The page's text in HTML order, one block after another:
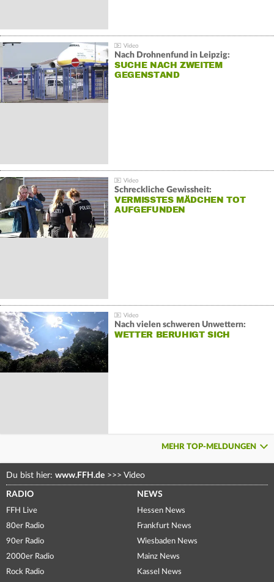
Nach Drohnenfund in Leipzig:
SUCHE NACH ZWEITEM
GEGENSTAND
Schreckliche Gewissheit:
VERMISSTES MÄDCHEN TOT
AUFGEFUNDEN
Nach vielen schweren Unwettern:
WETTER BERUHIGT SICH
MEHR TOP-MELDUNGEN
Du bist hier: www.FFH.de >>> Video
RADIO
FFH Live
80er Radio
90er Radio
2000er Radio
Rock Radio
NEWS
Hessen News
Frankfurt News
Wiesbaden News
Mainz News
Kassel News